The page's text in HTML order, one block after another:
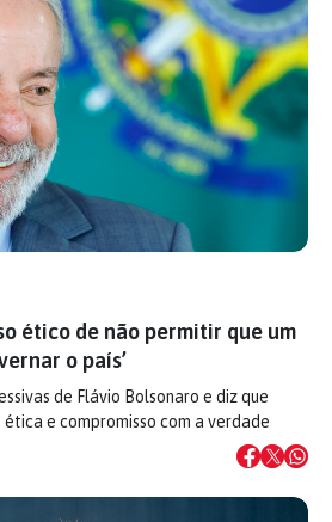
ético de não permitir que um
o país’
de Flávio Bolsonaro e diz que
e compromisso com a verdade